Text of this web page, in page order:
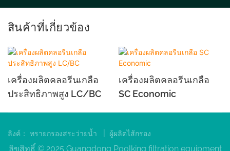
สินค้าที่เกี่ยวข้อง
เครื่องผลิตคลอรีนเกลือ
ประสิทธิภาพสูง LC/BC
เครื่องผลิตคลอรีนเกลือ
SC Economic
ลิงค์： ทรายกรองสระว่ายน้ำ ผู้ผลิตไส้กรอง
ลิขสิทธิ์ © 2025 Guangdong Poolking filtration equipment